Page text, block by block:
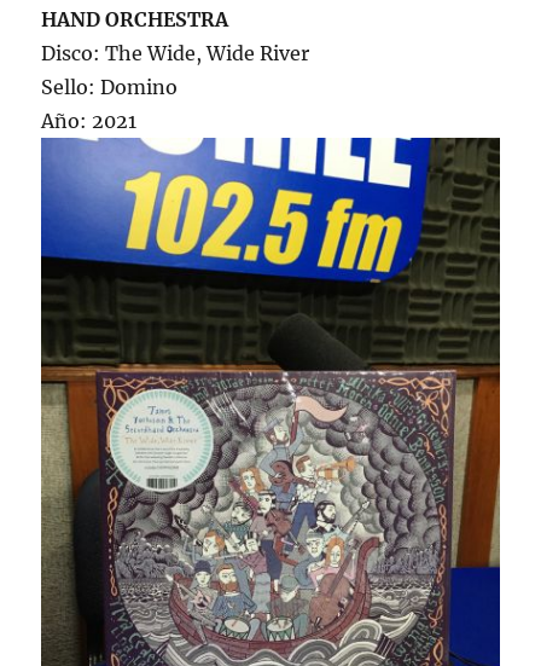
HAND ORCHESTRA
Disco: The Wide, Wide River
Sello: Domino
Año: 2021